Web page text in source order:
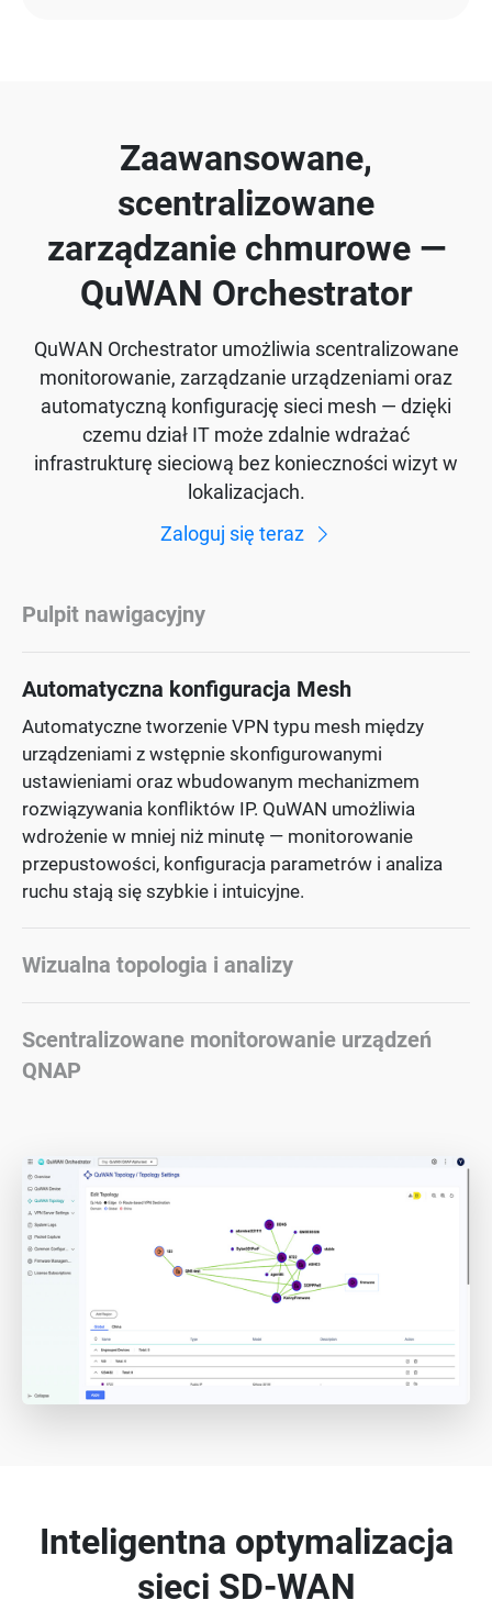
Zaawansowane,
scentralizowane
zarządzanie chmurowe —
QuWAN Orchestrator
QuWAN Orchestrator umożliwia scentralizowane
monitorowanie, zarządzanie urządzeniami oraz
automatyczną konfigurację sieci mesh — dzięki
czemu dział IT może zdalnie wdrażać
infrastrukturę sieciową bez konieczności wizyt w
lokalizacjach.
Zaloguj się teraz
Pulpit nawigacyjny
Automatyczna konfiguracja Mesh
Automatyczne tworzenie VPN typu mesh między
urządzeniami z wstępnie skonfigurowanymi
ustawieniami oraz wbudowanym mechanizmem
rozwiązywania konfliktów IP. QuWAN umożliwia
wdrożenie w mniej niż minutę — monitorowanie
przepustowości, konfiguracja parametrów i analiza
ruchu stają się szybkie i intuicyjne.
Wizualna topologia i analizy
Scentralizowane monitorowanie urządzeń
QNAP
Inteligentna optymalizacja
sieci SD-WAN